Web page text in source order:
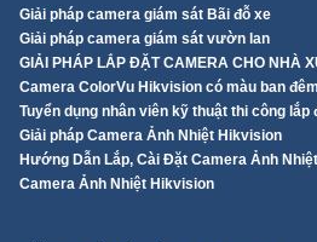
Giải pháp camera giám sát Bãi đỗ xe
Giải pháp camera giám sát vườn lan
GIẢI PHÁP LẮP ĐẶT CAMERA CHO NHÀ
Camera ColorVu Hikvision có màu ban đêm
Tuyển dụng nhân viên kỹ thuật thi công lắp
Giải pháp Camera Ảnh Nhiệt Hikvision
Hướng Dẫn Lắp, Cài Đặt Camera Ảnh
Camera Ảnh Nhiệt Hikvision